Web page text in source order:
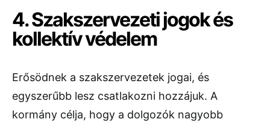
4. Szakszervezeti jogok és
kollektív védelem
Erősödnek a szakszervezetek jogai, és
egyszerűbb lesz csatlakozni hozzájuk. A
kormány célja, hogy a dolgozók nagyobb